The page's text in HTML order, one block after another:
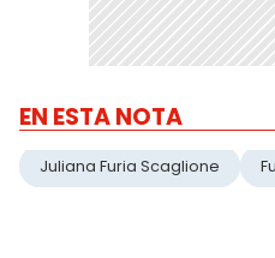
EN ESTA NOTA
Juliana Furia Scaglione